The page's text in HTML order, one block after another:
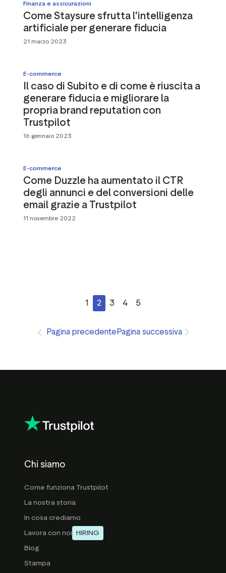
Finanza e assicurazioni
Come Staysure sfrutta l'intelligenza
artificiale per generare fiducia
21 marzo 2023
E-commerce
Il caso di Subito e di come è riuscita a
generare fiducia e migliorare la
propria brand reputation con
Trustpilot
16 gennaio 2023
E-commerce
Come Duzzle ha aumentato il CTR
degli annunci e del conversioni delle
email grazie a Trustpilot
11 novembre 2022
1 2 3 4 5
Pagina precedentePagina successiva
Chi siamo
Come funziona Trustpilot
La nostra storia
In cosa crediamo
Lavora con noi HIRING
Blog
Stampa